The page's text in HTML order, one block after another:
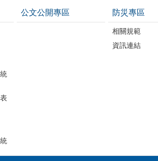
公文公開專區 防災專區
相關規範
資訊連結